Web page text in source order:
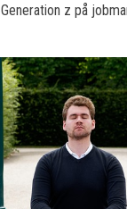
Generation z på